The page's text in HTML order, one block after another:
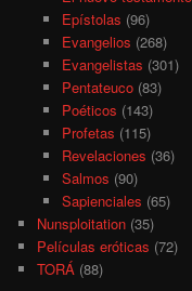
Epístolas (96)
Evangelios (268)
Evangelistas (301)
Pentateuco(83)
Poéticos (143)
Profetas (115)
Revelaciones (36)
Salmos (90)
Sapienciales (65)
Nunsploitation (35)
Películas eróticas (72)
TORÁ (88)